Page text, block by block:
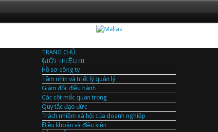
TRANG CHỦ
GIỚI THIỆU HI
Hồ sơ công ty
Tầm nhìn và triết lý quản lý
Giám đốc điều hành
Các cột mốc quan trọng
Quy tắc đạo đức
Trách nhiệm xã hội của doanh nghiệp
Điều khoản và điều kiện